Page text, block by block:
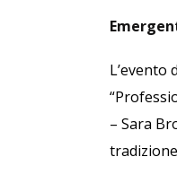
L’evento
– Sara